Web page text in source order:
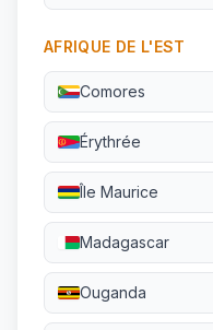
AFRIQUE DE L'EST
Comores
Érythrée
Île Maurice
Madagascar
Ouganda